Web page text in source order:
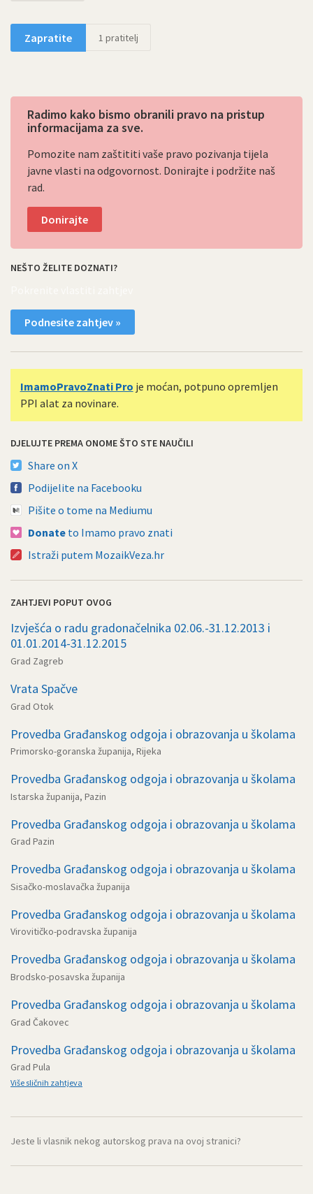
Zapratite 1 pratitelj
Radimo kako bismo obranili pravo na pristup
informacijama za sve.
Pomozite nam zaštititi vaše pravo pozivanja tijela
javne vlasti na odgovornost. Donirajte i podržite naš
rad.
Donirajte
NEŠTO ŽELITE DOZNATI?
Podnesite zahtjev »
ImamoPravoZnati Pro je moćan, potpuno opremljen
PPI alat za novinare.
DJELUJTE PREMA ONOME ŠTO STE NAUČILI
Share on X
Podijelite na Facebooku
Pišite o tome na Mediumu
Donate to Imamo pravo znati
Istraži putem MozaikVeza.hr
ZAHTJEVI POPUT OVOG
Izvješća o radu gradonačelnika 02.06.-31.12.2013 i
01.01.2014-31.12.2015
Grad Zagreb
Vrata Spačve
Grad Otok
Provedba Građanskog odgoja i obrazovanja u školama
Primorsko-goranska županija, Rijeka
Provedba Građanskog odgoja i obrazovanja u školama
Istarska županija, Pazin
Provedba Građanskog odgoja i obrazovanja u školama
Grad Pazin
Provedba Građanskog odgoja i obrazovanja u školama
Sisačko-moslavačka županija
Provedba Građanskog odgoja i obrazovanja u školama
Virovitičko-podravska županija
Provedba Građanskog odgoja i obrazovanja u školama
Brodsko-posavska županija
Provedba Građanskog odgoja i obrazovanja u školama
Grad Čakovec
Provedba Građanskog odgoja i obrazovanja u školama
Grad Pula
Više sličnih zahtjeva
Jeste li vlasnik nekog autorskog prava na ovoj stranici?